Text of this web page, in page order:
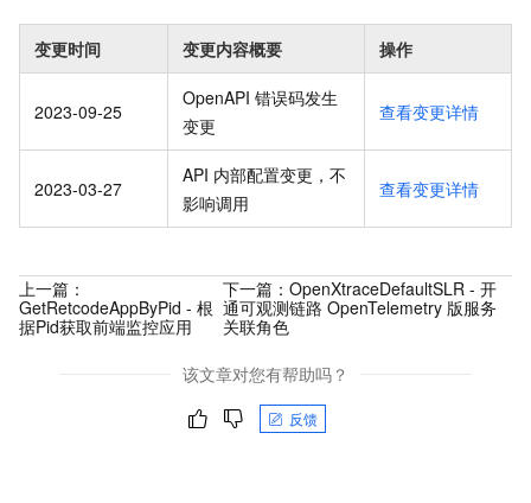
变更时间 变更内容概要 操作
2023-09-25
OpenAPI 错误码发生
变更
查看变更详情
2023-03-27
API 内部配置变更，不
影响调用
查看变更详情
上一篇：
GetRetcodeAppByPid - 根
据Pid获取前端监控应用
下一篇：OpenXtraceDefaultSLR - 开
通可观测链路 OpenTelemetry 版服务
关联角色
该文章对您有帮助吗？
反馈